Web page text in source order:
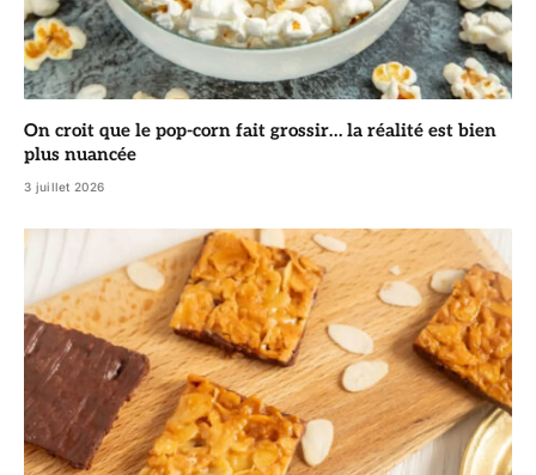
On croit que le pop-corn fait grossir… la réalité est bien
plus nuancée
3 juillet 2026